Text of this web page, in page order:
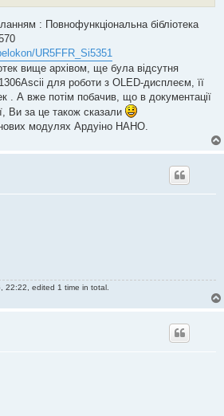
: Повнофункціональна бібліотека
UR5FFR_Si5351
вище архівом, ще була відсутня
для роботи з OLED-дисплеєм, її
. А вже потім побачив, що в документації
Ви за це також сказали
модулях Ардуіно НАНО.
22:22, edited 1 time in total.